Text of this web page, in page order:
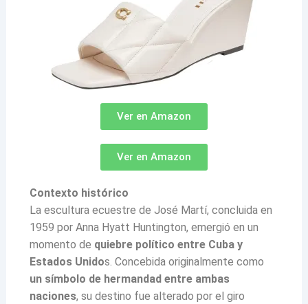
Ver en Amazon
Ver en Amazon
Contexto histórico
La escultura ecuestre de José Martí, concluida en
1959 por Anna Hyatt Huntington, emergió en un
momento de quiebre político entre Cuba y
Estados Unidos. Concebida originalmente como
un símbolo de hermandad entre ambas
naciones, su destino fue alterado por el giro